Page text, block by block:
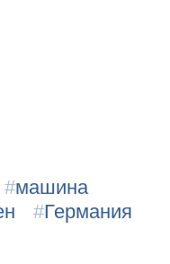
#машина
#Германия